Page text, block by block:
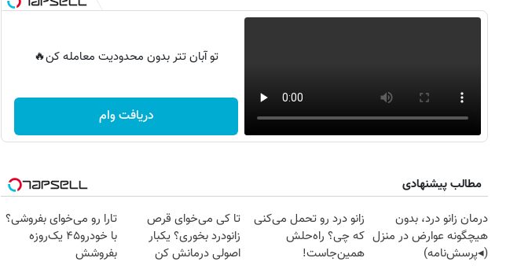
تو آبان تتر بدون محدودیت معامله کن🔥
دریافت وام
مطالب پیشنهادی
درمان زانو درد، بدون
هیچگونه عوارض در منزل
(◂پرسش‌نامه)
زانو درد رو تحمل می‌کنی
که چی؟ راه‌حلش
همین‌جاست!
تا کی می‌خوای قرص
زانودرد بخوری؟ یکبار
اصولی درمانش کن
تارا رو می‌خوای بفروشی؟
با خودرو۴۵ یک‌روزه
بفروشش